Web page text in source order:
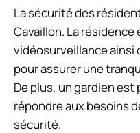
La sécurité des
Cavaillon. La
vidéosurveillance ainsi
pour assurer une
De plus, un gardien
répondre aux besoins
sécurité.